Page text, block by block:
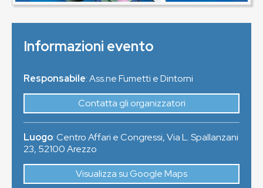
Informazioni evento
Responsabile: Ass.ne Fumetti e Dintorni
Contatta gli organizzatori
Luogo:Centro Affari e Congressi, Via L. Spallanzani
23, 52100Arezzo
Visualizza su Google Maps